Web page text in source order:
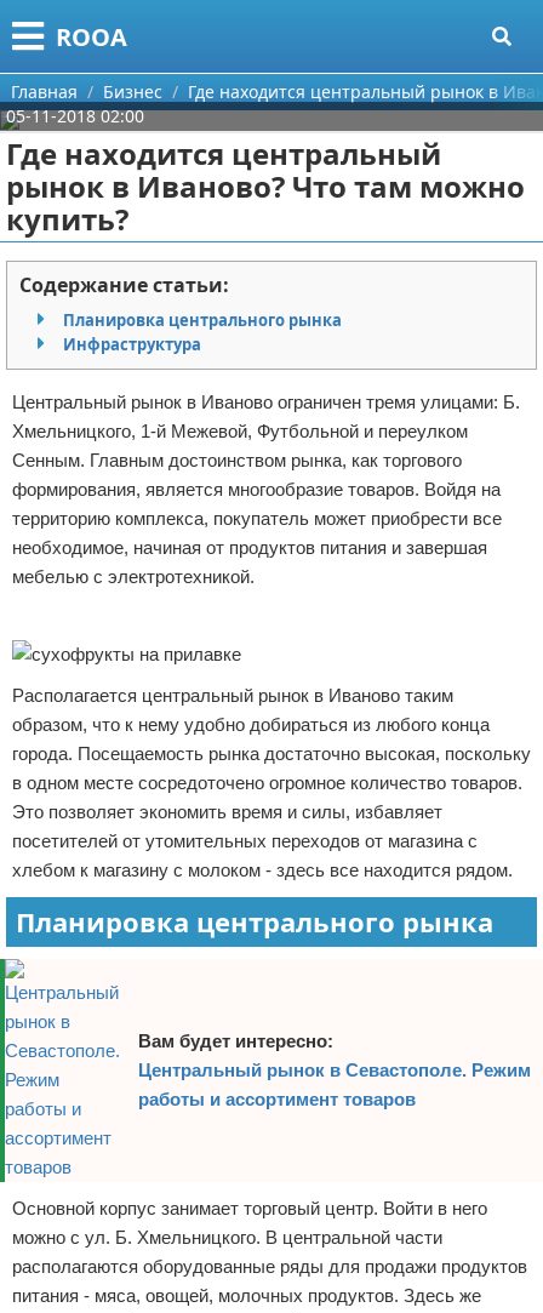
ROOA
Меню
Главная
Категории
Рукоделие
Программирование
Бизнес
Красота
Мода
Отношения
Самосовершенствование
Финансы
Поиск
О проекте
Контакты
Сотрудничество
Размещение рекламы
Для правообладателей
Условия предоставления информации
Отказ от ответственности
Главная Бизнес
Где находится центральный рынок в
05-11-2018 02:00
Где находится центральный
рынок в Иваново? Что там можно
купить?
Содержание статьи:
Планировка центрального рынка
Инфраструктура
Центральный рынок в Иваново ограничен тремя улицами: Б.
Хмельницкого, 1-й Межевой, Футбольной и переулком
Сенным. Главным достоинством рынка, как торгового
формирования, является многообразие товаров. Войдя на
территорию комплекса, покупатель может приобрести все
необходимое, начиная от продуктов питания и завершая
мебелью с электротехникой.
Располагается центральный рынок в Иваново таким
образом, что к нему удобно добираться из любого конца
города. Посещаемость рынка достаточно высокая, поскольку
в одном месте сосредоточено огромное количество товаров.
Это позволяет экономить время и силы, избавляет
посетителей от утомительных переходов от магазина с
хлебом к магазину с молоком - здесь все находится рядом.
Планировка центрального рынка
Вам будет интересно:
Центральный рынок в Севастополе. Режим
работы и ассортимент товаров
Основной корпус занимает торговый центр. Войти в него
можно с ул. Б. Хмельницкого. В центральной части
располагаются оборудованные ряды для продажи продуктов
питания - мяса, овощей, молочных продуктов. Здесь же